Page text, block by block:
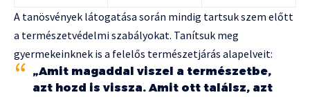
A tanösvények látogatása során mindig tartsuk szem előtt
a természetvédelmi szabályokat. Tanítsuk meg
gyermekeinknek is a felelős természetjárás alapelveit:
„Amit magaddal viszel a természetbe,
azt hozd is vissza. Amit ott találsz, azt